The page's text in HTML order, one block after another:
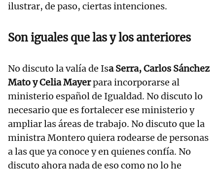
ilustrar, de paso, ciertas intenciones.
Son iguales que las y los anteriores
No discuto la valía de Isa Serra, Carlos Sánchez
Mato y Celia Mayerpara incorporarse al
ministerio español de Igualdad. No discuto lo
necesario que es fortalecer ese ministerio y
ampliar las áreas de trabajo. No discuto que la
ministra Montero quiera rodearse de personas
a las que ya conoce y en quienes confía. No
discuto ahora nada de eso como no lo he